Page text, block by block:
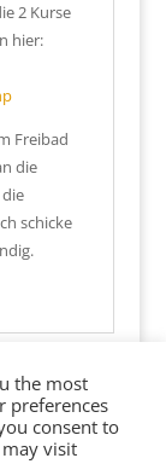
2 Kurse
hier:
Freibad
die
schicke
the most
preferences
consent to
visit